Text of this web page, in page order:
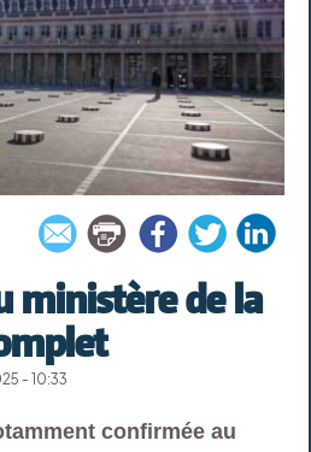
ministère de la
- 10:33
confirmée au